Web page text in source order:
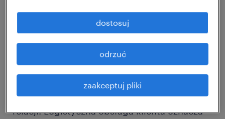
Składa się na to wiele różnorodnych
elementów, w tym kwestie związane z
działaniem firmy zarówno przed, w trakcie,
jak i po sprzedaży. Ich celem jest
zagwarantowanie satysfakcji konsumentowi,
a także budowanie z nim długotrwałych
relacji. Logistyczna obsługa klienta oznacza
zaakceptuj pliki
odrzuć
dostosuj